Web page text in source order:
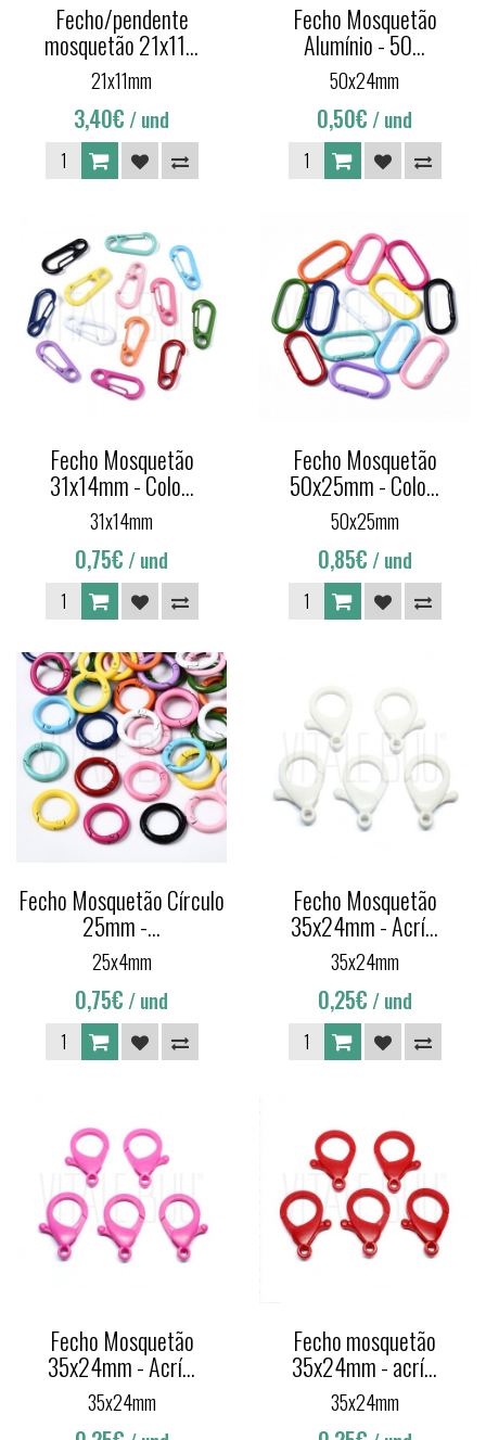
Fecho/pendente
mosquetão 21x11...
21x11mm
3,40€ / und
Fecho Mosquetão
Alumínio - 50...
50x24mm
0,50€ / und
Fecho Mosquetão
31x14mm - Colo...
31x14mm
0,75€ / und
Fecho Mosquetão
50x25mm - Colo...
50x25mm
0,85€ / und
Fecho Mosquetão Círculo
25mm -...
25x4mm
0,75€ / und
Fecho Mosquetão
35x24mm - Acrí...
35x24mm
0,25€ / und
Fecho Mosquetão
35x24mm - Acrí...
35x24mm
Fecho mosquetão
35x24mm - acrí...
35x24mm